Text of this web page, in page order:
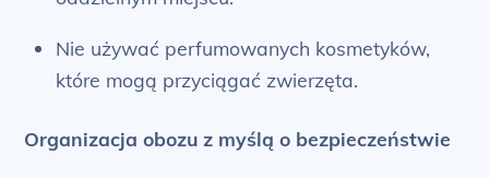
Nie używać perfumowanych kosmetyków,
które mogą przyciągać zwierzęta.
Organizacja obozu z myślą o bezpieczeństwie